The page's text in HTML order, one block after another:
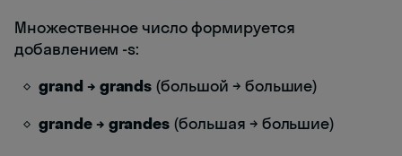
Множественное число формируется
добавлением -s:
grand → grands (большой → большие)
grande → grandes (большая → большие)